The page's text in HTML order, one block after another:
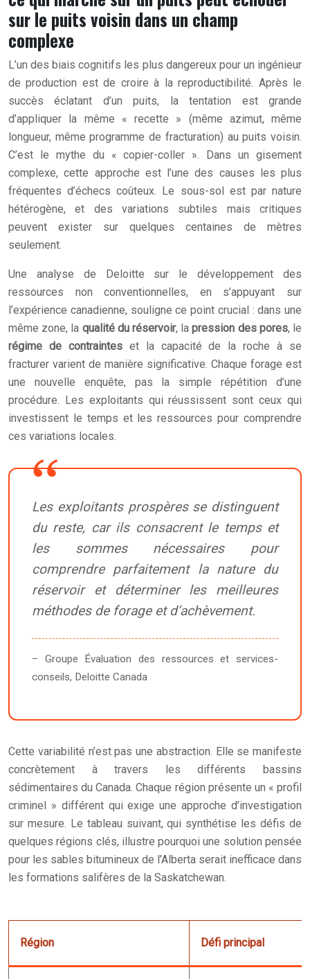
sur le puits voisin dans un champ
complexe
L’un des biais cognitifs les plus dangereux pour un ingénieur
de production est de croire à la reproductibilité. Après le
succès éclatant d’un puits, la tentation est grande
d’appliquer la même « recette » (même azimut, même
longueur, même programme de fracturation) au puits voisin.
C’est le mythe du « copier-coller ». Dans un gisement
complexe, cette approche est l’une des causes les plus
fréquentes d’échecs coûteux. Le sous-sol est par nature
hétérogène, et des variations subtiles mais critiques
peuvent exister sur quelques centaines de mètres
seulement.
Une analyse de Deloitte sur le développement des
ressources non conventionnelles, en s’appuyant sur
l’expérience canadienne, souligne ce point crucial : dans une
même zone, la qualité du réservoir, lapression des pores, le
régime de contrainteset la capacité de la roche à se
fracturer varient de manière significative. Chaque forage est
une nouvelle enquête, pas la simple répétition d’une
procédure. Les exploitants qui réussissent sont ceux qui
investissent le temps et les ressources pour comprendre
ces variations locales.
Les exploitants prospères se distinguent
du reste, car ils consacrent le temps et
les sommes nécessaires pour
comprendre parfaitement la nature du
réservoir et déterminer les meilleures
méthodes de forage et d’achèvement.
– Groupe Évaluation des ressources et services-
conseils, Deloitte Canada
Cette variabilité n’est pas une abstraction. Elle se manifeste
concrètement à travers les différents bassins
sédimentaires du Canada. Chaque région présente un « profil
criminel » différent qui exige une approche d’investigation
sur mesure. Le tableau suivant, qui synthétise les défis de
quelques régions clés, illustre pourquoi une solution pensée
pour les sables bitumineux de l’Alberta serait inefficace dans
les formations salifères de la Saskatchewan.
Région Défi principal